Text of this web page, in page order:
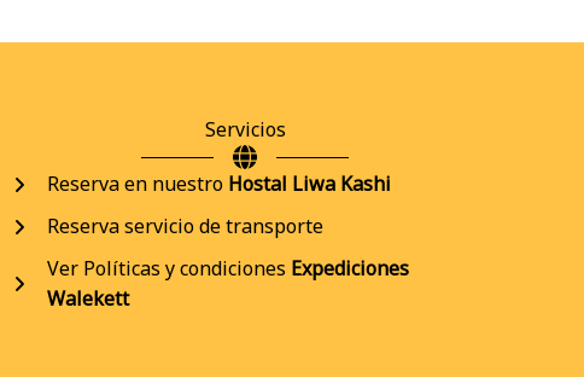
Servicios
Reserva en nuestro Hostal Liwa Kashi
Reserva servicio de transporte
Ver Políticas y condiciones Expediciones
Walekett